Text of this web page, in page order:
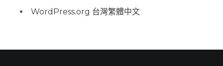
WordPress.org 台灣繁體中文